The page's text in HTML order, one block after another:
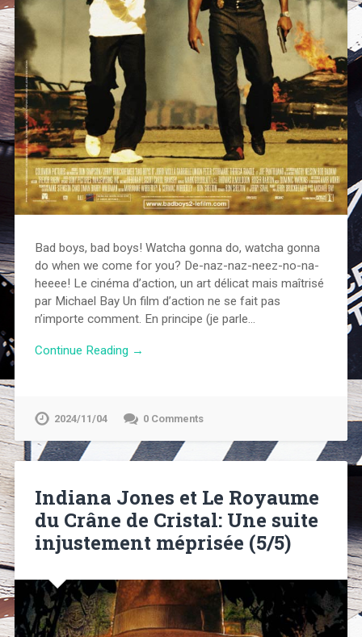
Bad boys, bad boys! Watcha gonna do, watcha gonna
do when we come for you? De-naz-naz-neez-no-na-
heeee! Le cinéma d’action, un art délicat mais maîtrisé
par Michael Bay Un film d’action ne se fait pas
n’importe comment. En principe (je parle…
Continue Reading →
2024/11/04 0 Comments
Indiana Jones et Le Royaume
du Crâne de Cristal: Une suite
injustement méprisée (5/5)